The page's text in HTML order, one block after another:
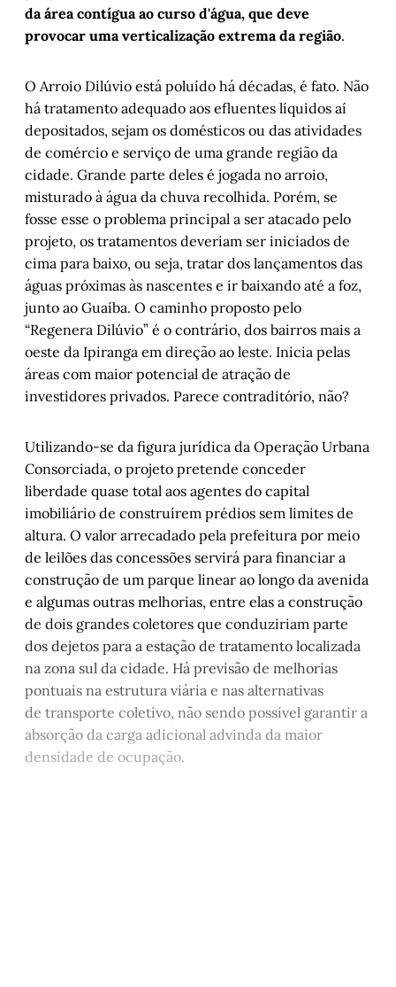
sapucay, por Clarissa Ferreira
O manifesto de um espetáculo, por Chris
Natalia Ginzburg: uma leitura sobre a
experiência, por Caroline Lima
Apolinário e Esmê, um romance coletivo,
por Jorge Benitz
Histórias de Autógrafos: Michel
Houellebecq em “Submissão”, por Carlos
Gerbase
Camborianga, por Álvaro Magalhães
A medida das coisas humanas: Capítulo IV ,
por Helena Terra
da área contígua ao curso d'água, que deve
provocar uma verticalização extrema da região.
O Arroio Dilúvio está poluído há décadas, é fato. Não
há tratamento adequado aos efluentes líquidos aí
depositados, sejam os domésticos ou das atividades
de comércio e serviço de uma grande região da
cidade. Grande parte deles é jogada no arroio,
misturado à água da chuva recolhida. Porém, se
fosse esse o problema principal a ser atacado pelo
projeto, os tratamentos deveriam ser iniciados de
cima para baixo, ou seja, tratar dos lançamentos das
águas próximas às nascentes e ir baixando até a foz,
junto ao Guaíba. O caminho proposto pelo
“Regenera Dilúvio” é o contrário, dos bairros mais a
oeste da Ipiranga em direção ao leste. Inicia pelas
áreas com maior potencial de atração de
investidores privados. Parece contraditório, não?
Utilizando-se da figura jurídica da Operação Urbana
Consorciada, o projeto pretende conceder
liberdade quase total aos agentes do capital
imobiliário de construírem prédios sem limites de
altura. O valor arrecadado pela prefeitura por meio
de leilões das concessões servirá para financiar a
construção de um parque linear ao longo da avenida
e algumas outras melhorias, entre elas a construção
de dois grandes coletores que conduziriam parte
dos dejetos para a estação de tratamento localizada
na zona sul da cidade. Há previsão de melhorias
pontuais na estrutura viária e nas alternativas
de transporte coletivo, não sendo possível garantir a
absorção da carga adicional advinda da maior
densidade de ocupação.